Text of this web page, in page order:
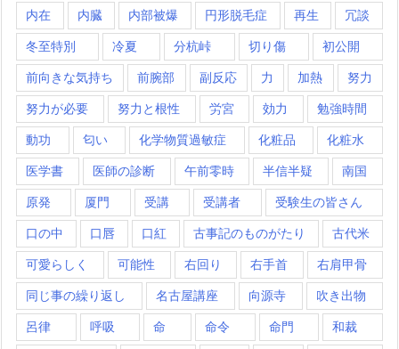
内在 内臓 内部被爆 円形脱毛症 再生 冗談
冬至特別 冷夏 分杭峠 切り傷 初公開
前向きな気持ち 前腕部 副反応 力 加熱 努力
努力が必要 努力と根性 労宮 効力 勉強時間
動功 匂い 化学物質過敏症 化粧品 化粧水
医学書 医師の診断 午前零時 半信半疑 南国
原発 厦門 受講 受講者 受験生の皆さん
口の中 口唇 口紅 古事記のものがたり 古代米
可愛らしく 可能性 右回り 右手首 右肩甲骨
同じ事の繰り返し 名古屋講座 向源寺 吹き出物
呂律 呼吸 命 命令 命門 和裁